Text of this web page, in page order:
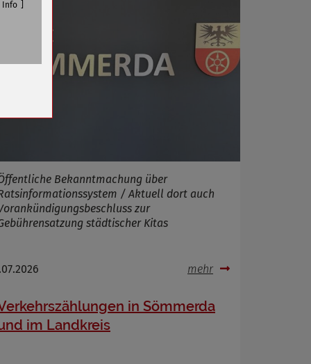
Bekanntmachung über
/ Aktuell dort auch
zur
städtischer Kitas
mehr
in Sömmerda
im Landkreis
Info